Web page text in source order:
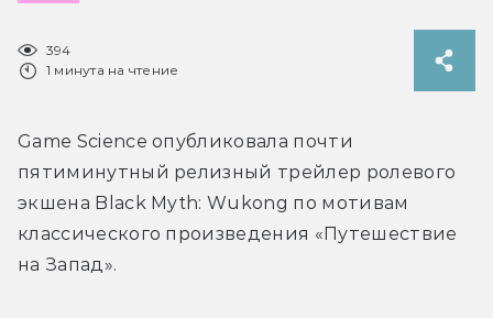
394
1 минута на чтение
Game Science опубликовала почти
пятиминутный релизный трейлер ролевого
экшена Black Myth: Wukong по мотивам
классического произведения «Путешествие
на Запад».